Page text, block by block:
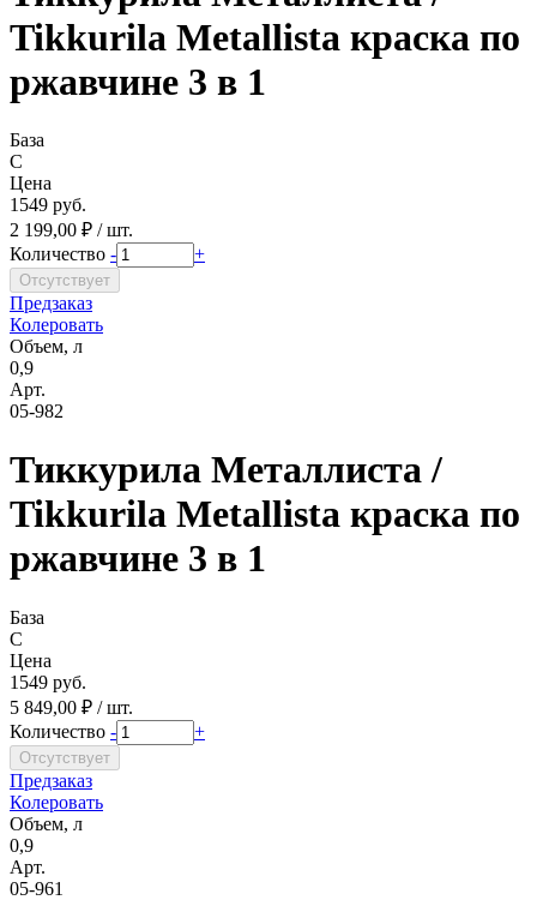
Tikkurila Metallista краска по
ржавчине 3 в 1
База
C
Цена
1549 руб.
2 199,00 ₽ / шт.
Количество - +
Предзаказ
Колеровать
Объем, л
0,9
Арт.
05-982
Тиккурила Металлиста /
Tikkurila Metallista краска по
ржавчине 3 в 1
База
C
Цена
1549 руб.
5 849,00 ₽ / шт.
Количество - +
Предзаказ
Колеровать
Объем, л
0,9
Арт.
05-961